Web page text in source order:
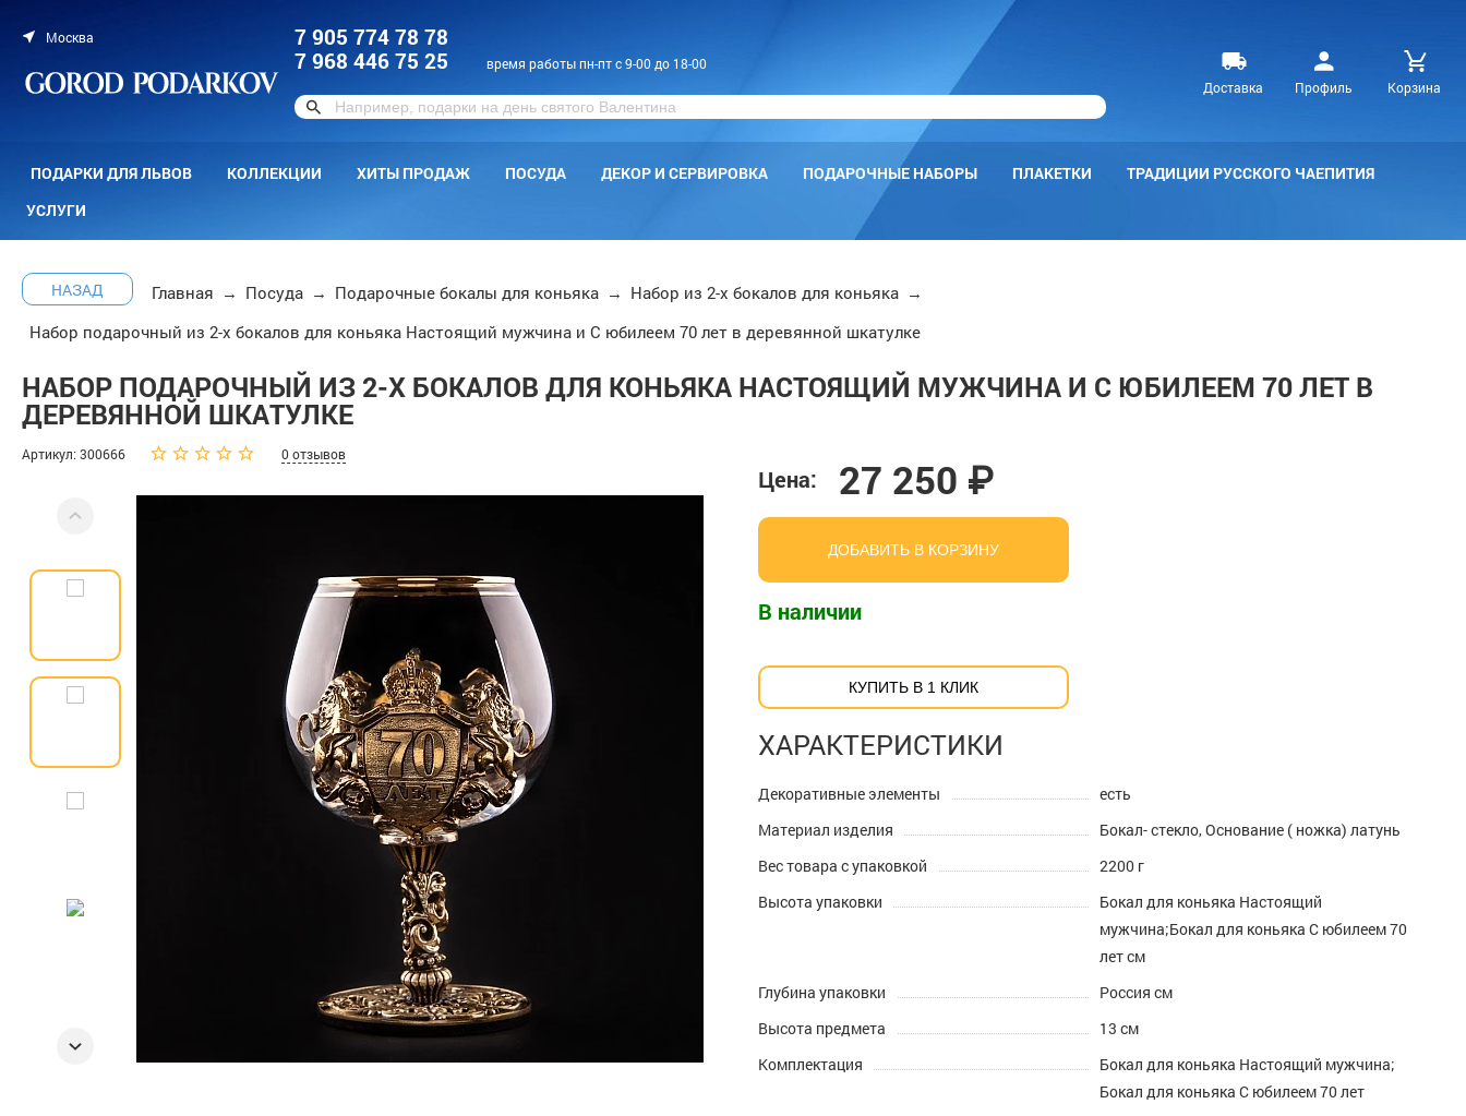
Москва
7 905 774 78 78
7 968 446 75 25
время работы пн-пт с 9-00 до 18-00
Доставка
Профиль Корзина
ПОДАРКИ ДЛЯ ЛЬВОВ КОЛЛЕКЦИИ ХИТЫ ПРОДАЖ ПОСУДА ДЕКОР И СЕРВИРОВКА ПОДАРОЧНЫЕ НАБОРЫ ПЛАКЕТКИ
ТРАДИЦИИ РУССКОГО ЧАЕПИТИЯ
УСЛУГИ
НАЗАД Главная → Посуда → Подарочные бокалы для коньяка → Набор из 2-х бокалов для коньяка →
Набор подарочный из 2-х бокалов для коньяка Настоящий мужчина и С юбилеем 70 лет в деревянной шкатулке
НАБОР ПОДАРОЧНЫЙ ИЗ 2-Х БОКАЛОВ ДЛЯ КОНЬЯКА НАСТОЯЩИЙ МУЖЧИНА И С ЮБИЛЕЕМ 70 ЛЕТ В
ДЕРЕВЯННОЙ ШКАТУЛКЕ
Артикул: 300666 0 отзывов
Цена: 27 250 ₽
ДОБАВИТЬ В КОРЗИНУ
В наличии
КУПИТЬ В 1 КЛИК
ХАРАКТЕРИСТИКИ
Декоративные элементы
есть
Материал изделия
Бокал- стекло, Основание ( ножка) латунь
Вес товара с упаковкой
2200 г
Высота упаковки
Бокал для коньяка Настоящий
мужчина;Бокал для коньяка С юбилеем 70
лет см
Глубина упаковки
Россия см
Высота предмета
13 см
Комплектация
Бокал для коньяка Настоящий мужчина;
Бокал для коньяка С юбилеем 70 лет